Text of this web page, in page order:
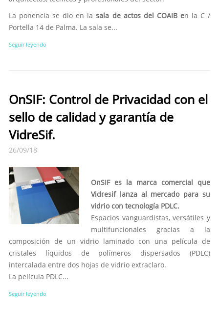
La ponencia se dio en lasala de actos del COAIB en la C /
Portella 14 de Palma. La sala se...
Seguir leyendo
OnSIF: Control de Privacidad con el
sello de calidad y garantía de
VidreSif.
26/09/18
OnSIF es la marca comercial que
Vidresif lanza al mercado para su
vidrio con tecnología PDLC.
Espacios vanguardistas, versátiles y
multifuncionales gracias a la
composición de un vidrio laminado con una película de
cristales líquidos de polímeros dispersados (PDLC)
intercalada entre dos hojas de vidrio extraclaro.
La película PDLC...
Seguir leyendo